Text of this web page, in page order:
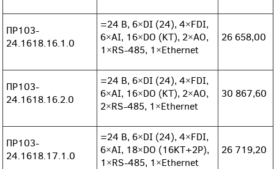
ПР103-
24.1618.16.1.0
=24 В, 6×DI (24), 4×FDI,
6×AI, 16×DO (KT), 2×AO,
1×RS-485, 1×Ethernet
26 658,00
ПР103-
24.1618.16.2.0
=24 В, 6×DI (24), 4×FDI,
6×AI, 16×DO (KT), 2×AO,
2×RS-485, 1×Ethernet
30 867,60
ПР103-
24.1618.17.1.0
=24 В, 6×DI (24), 4×FDI,
6×AI, 18×DO (16KT+2P),
1×RS-485, 1×Ethernet
26 719,20